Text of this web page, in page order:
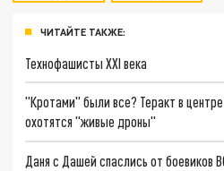
ЧИТАЙТЕ ТАКЖЕ:
Технофашисты XXI века
"Кротами" были все? Теракт в
охотятся "живые дроны"
Даня с Дашей спаслись от боевиков